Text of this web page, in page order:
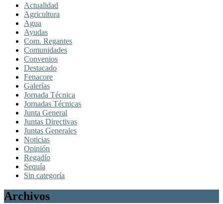
Actualidad
Agricultura
Agua
Ayudas
Com. Regantes
Comunidades
Convenios
Destacado
Fenacore
Galerías
Jornada Técnica
Jornadas Técnicas
Junta General
Juntas Directivas
Juntas Generales
Noticias
Opinión
Regadío
Sequía
Sin categoría
Archivos